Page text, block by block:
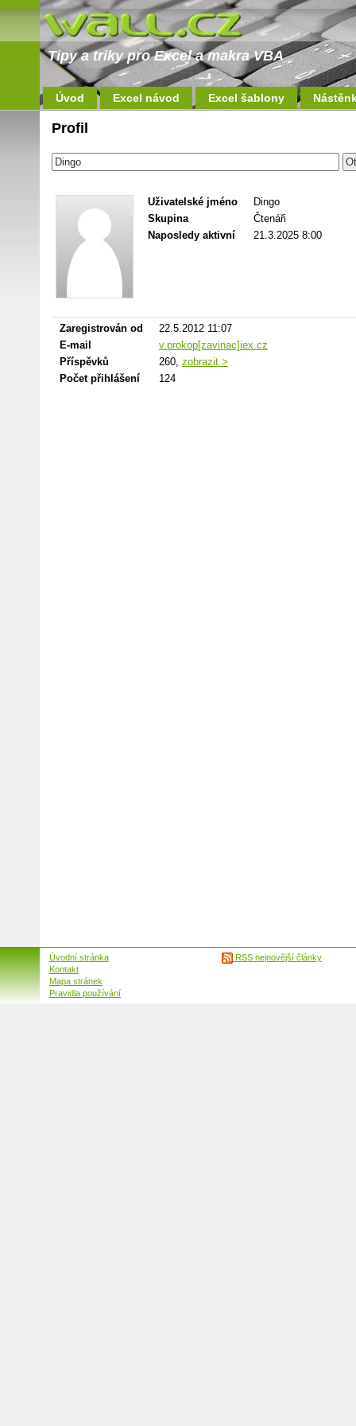
Tipy a triky pro Excel a makra VBA
Úvod Excel návod Excel šablony
Profil
Uživatelské jméno
Dingo
Skupina
Čtenáři
Naposledy aktivní
21.3.2025 8:00
Zaregistrován od
22.5.2012 11:07
E-mail
v.prokop[zavinac]iex.cz
Příspěvků
260, zobrazit >
Počet přihlášení
124
Úvodní stránka
Kontakt
Mapa stránek
Pravidla používání
RSS nejnovější články